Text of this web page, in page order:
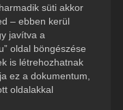
süti akkor
– ebben kerül
javítva a
oldal böngészése
is létrehozhatnak
ez a dokumentum,
oldalakkal